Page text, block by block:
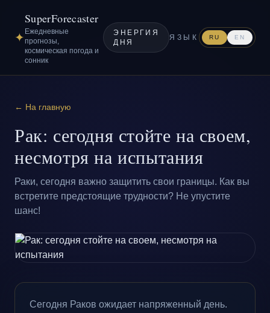
✦
SuperForecaster
Ежедневные
прогнозы,
космическая погода и
сонник
ЭНЕРГИЯ
ДНЯ
ЯЗЫК RU EN
← На главную
Рак: сегодня стойте на своем,
несмотря на испытания
Раки, сегодня важно защитить свои границы. Как вы
встретите предстоящие трудности? Не упустите
шанс!
Сегодня Раков ожидает напряженный день.